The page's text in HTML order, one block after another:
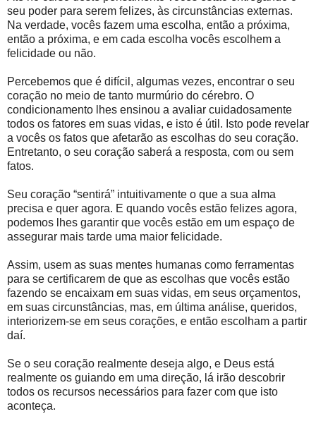
seu poder para serem felizes, às circunstâncias externas.
Na verdade, vocês fazem uma escolha, então a próxima,
então a próxima, e em cada escolha vocês escolhem a
felicidade ou não.
Percebemos que é difícil, algumas vezes, encontrar o seu
coração no meio de tanto murmúrio do cérebro. O
condicionamento lhes ensinou a avaliar cuidadosamente
todos os fatores em suas vidas, e isto é útil. Isto pode revelar
a vocês os fatos que afetarão as escolhas do seu coração.
Entretanto, o seu coração saberá a resposta, com ou sem
fatos.
Seu coração “sentirá” intuitivamente o que a sua alma
precisa e quer agora. E quando vocês estão felizes agora,
podemos lhes garantir que vocês estão em um espaço de
assegurar mais tarde uma maior felicidade.
Assim, usem as suas mentes humanas como ferramentas
para se certificarem de que as escolhas que vocês estão
fazendo se encaixam em suas vidas, em seus orçamentos,
em suas circunstâncias, mas, em última análise, queridos,
interiorizem-se em seus corações, e então escolham a partir
daí.
Se o seu coração realmente deseja algo, e Deus está
realmente os guiando em uma direção, lá irão descobrir
todos os recursos necessários para fazer com que isto
aconteça.